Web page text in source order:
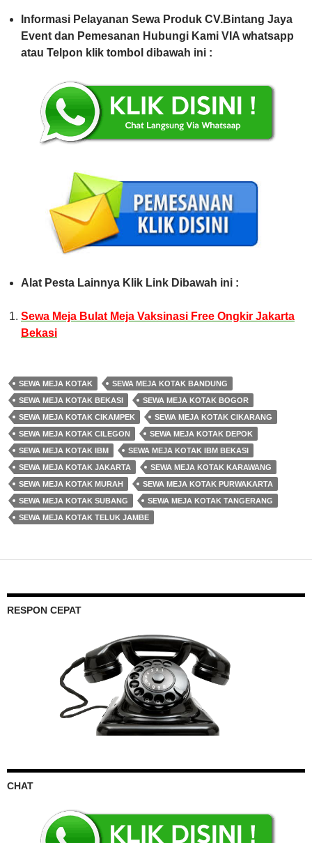
Informasi Pelayanan Sewa Produk CV.Bintang Jaya
Event dan Pemesanan Hubungi Kami VIA whatsapp
atau Telpon klik tombol dibawah ini :
Alat Pesta Lainnya Klik Link Dibawah ini :
Sewa Meja Bulat Meja Vaksinasi Free Ongkir Jakarta
Bekasi
SEWA MEJA KOTAK
SEWA MEJA KOTAK BANDUNG
SEWA MEJA KOTAK BEKASI
SEWA MEJA KOTAK BOGOR
SEWA MEJA KOTAK CIKAMPEK
SEWA MEJA KOTAK CIKARANG
SEWA MEJA KOTAK CILEGON
SEWA MEJA KOTAK DEPOK
SEWA MEJA KOTAK IBM
SEWA MEJA KOTAK IBM BEKASI
SEWA MEJA KOTAK JAKARTA
SEWA MEJA KOTAK KARAWANG
SEWA MEJA KOTAK MURAH
SEWA MEJA KOTAK PURWAKARTA
SEWA MEJA KOTAK SUBANG
SEWA MEJA KOTAK TANGERANG
SEWA MEJA KOTAK TELUK JAMBE
RESPON CEPAT
CHAT